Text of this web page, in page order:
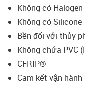
Không có Halogen
Không có Silicone
Bền đối với thủy
Không chứa PVC
CFRIP®
Cam kết vận